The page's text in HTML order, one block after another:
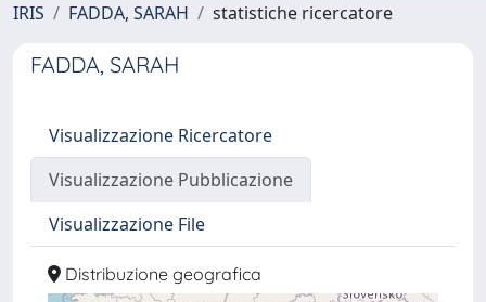
IRIS FADDA, SARAH statistiche ricercatore
FADDA, SARAH
Visualizzazione Ricercatore
Visualizzazione Pubblicazione
Visualizzazione File
Distribuzione geografica